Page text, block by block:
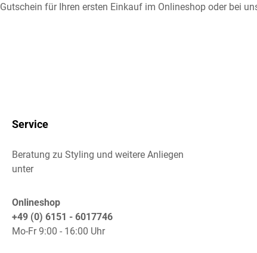
Gutschein für Ihren ersten Einkauf im Onlineshop oder bei
Service
Beratung zu Styling und weitere Anliegen
unter
Onlineshop
+49 (0) 6151 - 6017746
Mo-Fr 9:00 - 16:00 Uhr